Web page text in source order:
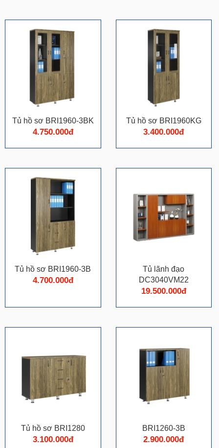
Tủ hồ sơ BRI1960-3BK
4.750.000đ
Tủ hồ sơ BRI1960KG
3.400.000đ
Tủ hồ sơ BRI1960-3B
4.700.000đ
Tủ lãnh đạo
DC3040VM22
19.500.000đ
Tủ hồ sơ BRI1280
3.100.000đ
BRI1260-3B
2.900.000đ